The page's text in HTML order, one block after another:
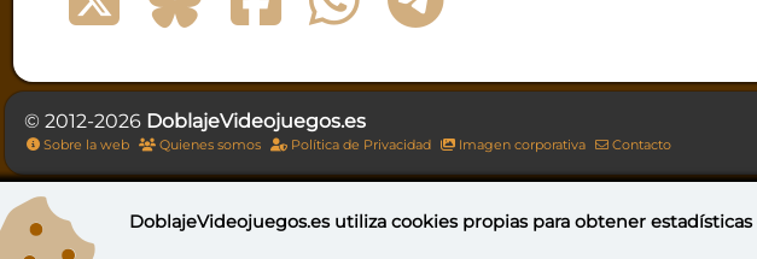
© 2012-2026 DoblajeVideojuegos.es
Sobre la web Quienes somos Política de Privacidad Imagen corporativa Contacto
Esta obra está bajo una licencia de Creative
DoblajeVideojuegos.es utilizacookies propiaspara obtener estadísticas